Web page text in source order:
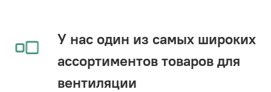
У нас один из самых широких
ассортиментов товаров для
вентиляции